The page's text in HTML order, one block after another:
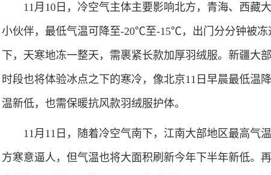
11月10日，冷空气主体主要影响北方，青海、西藏
小伙伴，最低气温可降至-20℃至-15℃，出门分分钟被
下，天寒地冻一整天，需裹紧长款加厚羽绒服。新疆大
时段也将体验冰点之下的寒冷，像北京11日早晨最低温
温新低，也需保暖抗风款羽绒服护体。
11月11日，随着冷空气南下，江南大部地区最高气
方寒意逼人，但气温也将大面积刷新今年下半年新低。